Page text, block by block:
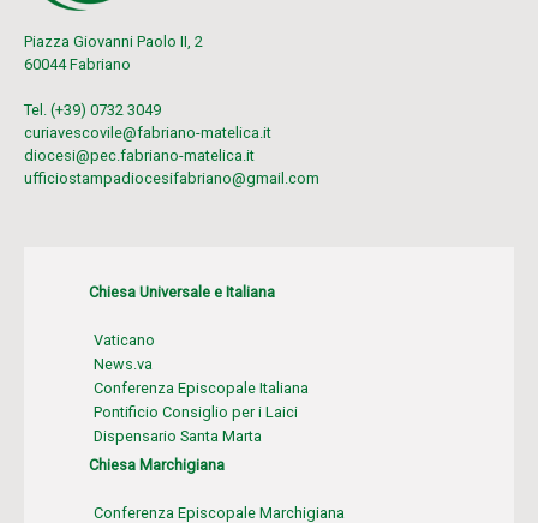
Piazza Giovanni Paolo II, 2
60044 Fabriano
Tel. (+39) 0732 3049
curiavescovile@fabriano-matelica.it
diocesi@pec.fabriano-matelica.it
ufficiostampadiocesifabriano@gmail.com
Chiesa Universale e Italiana
Vaticano
News.va
Conferenza Episcopale Italiana
Pontificio Consiglio per i Laici
Dispensario Santa Marta
Chiesa Marchigiana
Conferenza Episcopale Marchigiana